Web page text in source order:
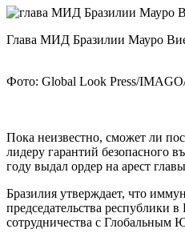
Глава МИД Бразилии Мауро
Фото: Global Look Press/
Пока неизвестно, сможет ли
лидеру гарантий безопасного
году выдал ордер на арест
Бразилия утверждает, что
председательства республики
сотрудничества с Глобальным